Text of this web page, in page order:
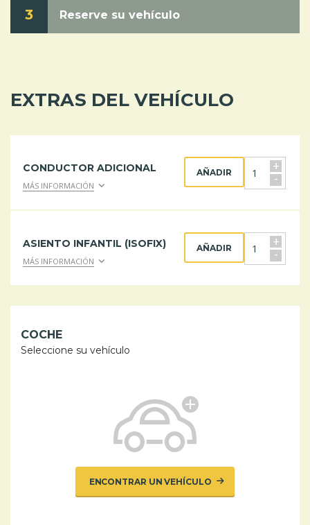
3 Reserve su vehículo
EXTRAS DEL VEHÍCULO
CONDUCTOR ADICIONAL
MÁS INFORMACIÓN
+
-
AÑADIR
ASIENTO INFANTIL (ISOFIX)
MÁS INFORMACIÓN
+
-
AÑADIR
COCHE
Seleccione su vehículo
ENCONTRAR UN VEHÍCULO